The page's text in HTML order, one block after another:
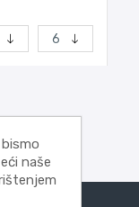
naše